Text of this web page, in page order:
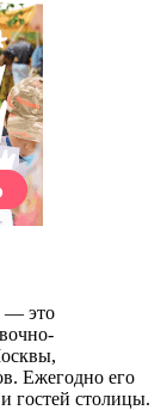
— это
Ежегодно его
гостей столицы.